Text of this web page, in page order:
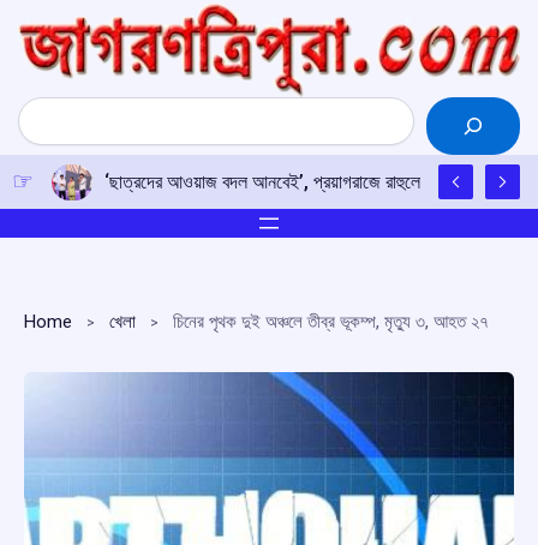
content
Search
‘ছাত্রদের আওয়াজ বদল আনবেই’, প্রয়াগরাজে রাহুলের হুঙ্কার
Home খেলা চিনের পৃথক দুই অঞ্চলে তীব্র ভূকম্প, মৃত্যু ৩, আহত ২৭